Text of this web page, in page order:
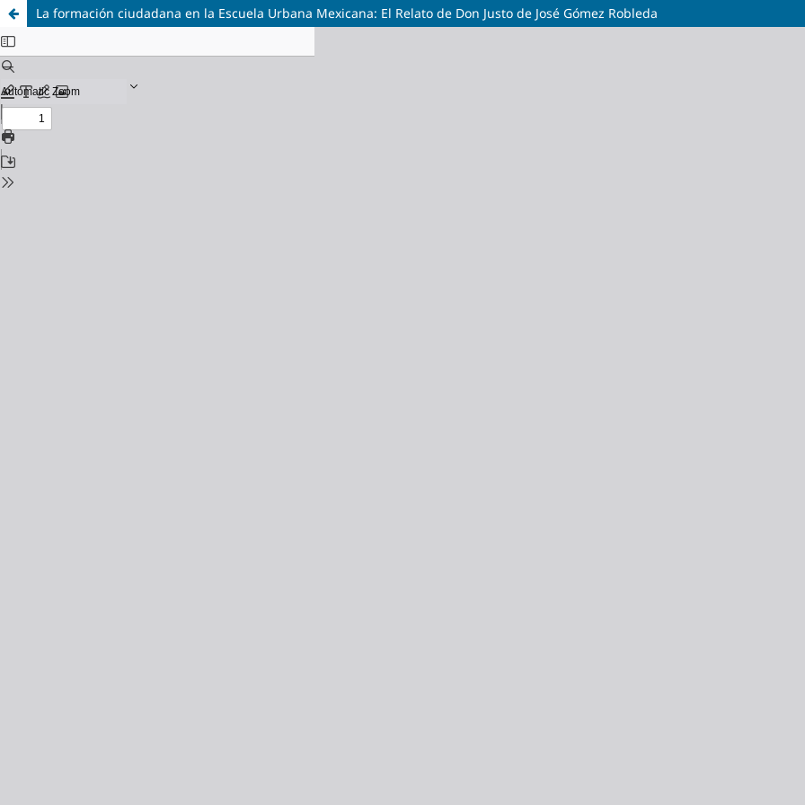
La formación ciudadana en la Escuela Urbana Mexicana: El Relato de Don Justo de José Gómez Robleda